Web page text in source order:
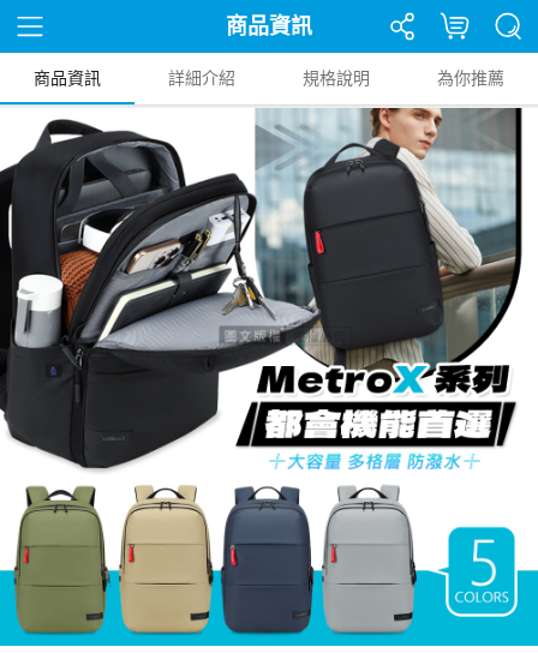
商品資訊
商品資訊 詳細介紹 規格說明 為你推薦